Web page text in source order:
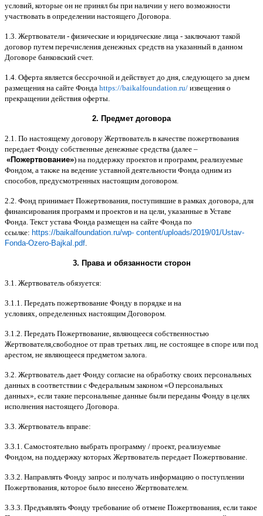
условий которые он не принял бы при наличии у него возможности
участвовать в определении настоящего Договора
1.3. Жертвователи - физические и юридические лица - заключают такой
договор путем перечисления денежных средств на указанный в данном
Договоре банковский счет.
1.4. Оферта является бессрочной и действует до дня следующего за днем
размещения на сайте Фонда https://baikalfoundation.ru/ извещения о
прекращении действия оферты
2. Предмет договора
2.1. По настоящему договору Жертвователь в качестве пожертвования
передает Фонду собственные денежные средства (далее –
«Пожертвование») на поддержку проектов и программ реализуемые
Фондом а также на ведение уставной деятельности Фонда одним из
способов предусмотренных настоящим договором
2.2. Фонд принимает Пожертвования поступившие в рамках договора для
финансирования программ и проектов и на цели указанные в Уставе
Фонда Текст устава Фонда размещен на сайте Фонда по
ссылке: https://baikalfoundation.ru/wp- content/uploads/2019/01/Ustav-
Fonda-Ozero-Bajkal.pdf
3. Права и обязанности сторон
3.1. Жертвователь обязуется:
3.1.1. Передать пожертвование Фонду в порядке и на
условиях определенных настоящим Договором
3.1.2. Передать Пожертвование являющееся собственностью
Жертвователя свободное от прав третьих лиц не состоящее в споре или под
арестом не являющееся предметом залога
3.2. Жертвователь дает Фонду согласие на обработку своих персональных
данных в соответствии с Федеральным законом «О персональных
данных», если такие персональные данные были переданы Фонду в целях
исполнения настоящего Договора
3.3. Жертвователь вправе:
3.3.1. Самостоятельно выбрать программу / проект, реализуемые
Фондом на поддержку которых Жертвователь передает Пожертвование
3.3.2. Направлять Фонду запрос и получать информацию о поступлении
Пожертвования которое было внесено Жертвователем
3.3.3. Предъявлять Фонду требование об отмене Пожертвования если такое